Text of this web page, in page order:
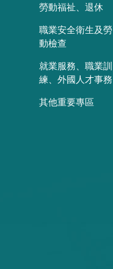
勞動福祉、退休
職業安全衛生及勞
動檢查
就業服務、職業訓
練、外國人才事務
其他重要專區